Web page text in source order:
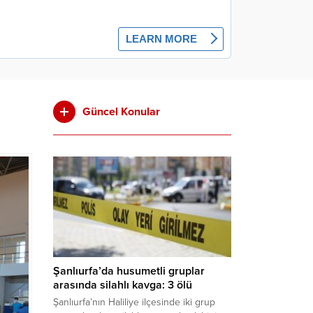
Güncel Konular
Şanlıurfa’da husumetli gruplar
arasında silahlı kavga: 3 ölü
Şanlıurfa’nın Haliliye ilçesinde iki grup